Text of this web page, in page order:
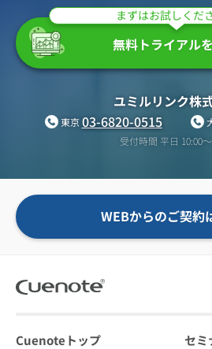
まずはお試しくだ
無料トライアル
ユミルリンク株
東京03-6820-0515
受付時間 平日 10:00
WEBからのご契約
Cuenoteトップ セミ